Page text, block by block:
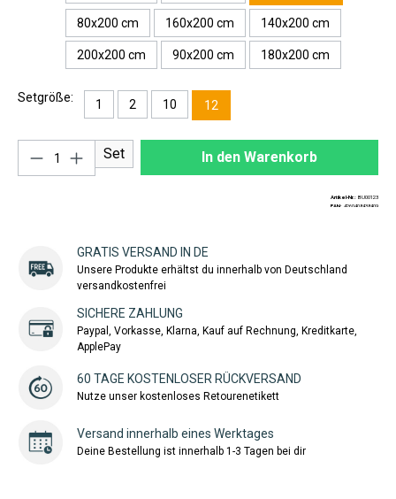
80x200 cm 160x200 cm 140x200 cm
200x200 cm 90x200 cm 180x200 cm
Setgröße: 1 2 10 12
Produkt Anzahl: Gib den gewünschten
Set In den Warenkorb
Artikel-Nr.: BU00123
EAN: 4260408438409
GRATIS VERSAND IN DE
Unsere Produkte erhältst du innerhalb von Deutschland
versandkostenfrei
SICHERE ZAHLUNG
Paypal, Vorkasse, Klarna, Kauf auf Rechnung, Kreditkarte,
ApplePay
60 TAGE KOSTENLOSER RÜCKVERSAND
Nutze unser kostenloses Retourenetikett
Versand innerhalb eines Werktages
Deine Bestellung ist innerhalb 1-3 Tagen bei dir